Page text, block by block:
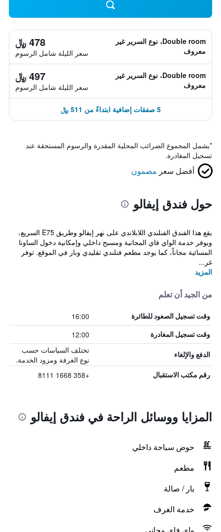
Double room، نوع السرير غير
معروف
478 ﷼
سعر الليلة شامل الرسوم
Double room، نوع السرير غير
معروف
497 ﷼
سعر الليلة شامل الرسوم
5 صفقات إضافية ابتداءً من 511 ﷼
*يشمل المجموع الضرائب المحلية المقدرة والرسوم المستحقة عند
تسجيل المغادرة.
أفضل سعر مضمون
حول فندق إيفالو
يقع هذا الفندق الفنلندي اللابلاندي على نهر إيفالو وطريق E75 السريع،
ويوفر خدمة الواي فاي المجانية ومسبح داخلي وإمكانية دخول الساونا
المسائية مجاناً، كما يوجد مطعم فنلندي تقليدي وبار في الموقع. توفر
غر...
المزيد
من الجيد أن تعلم
وقت تسجيل الصعود للطائرة 16:00
وقت تسجيل المغادرة 12:00
الدفع والإلغاء
تختلف السياسات حسب
نوع الغرفة ومزود الخدمة.
رقم مكتب الاستقبال +358 1668 8111
المزايا ووسائل الراحة في فندق إيفالو
حوض سباحة داخلي
مطعم
بار / صالة
خدمة الغرف